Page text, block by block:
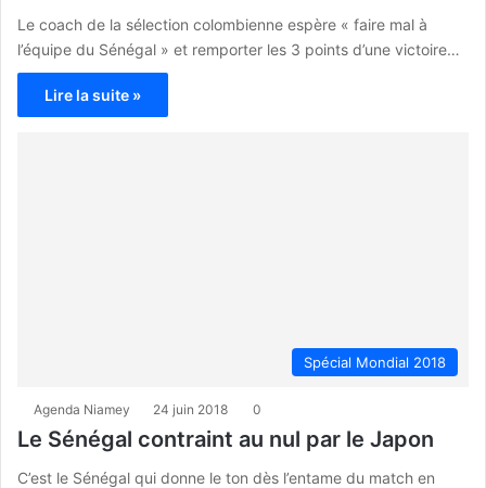
Le coach de la sélection colombienne espère « faire mal à
l’équipe du Sénégal » et remporter les 3 points d’une victoire…
Lire la suite »
Spécial Mondial 2018
Agenda Niamey 24 juin 2018 0
Le Sénégal contraint au nul par le Japon
C’est le Sénégal qui donne le ton dès l’entame du match en